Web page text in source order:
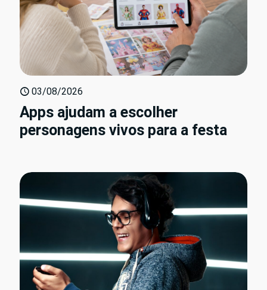
03/08/2026
Apps ajudam a escolher
personagens vivos para a festa